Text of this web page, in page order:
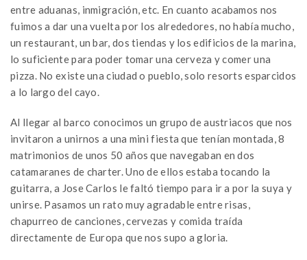
entre aduanas, inmigración, etc. En cuanto acabamos nos
fuimos a dar una vuelta por los alrededores, no había mucho,
un restaurant, un bar, dos tiendas y los edificios de la marina,
lo suficiente para poder tomar una cerveza y comer una
pizza. No existe una ciudad o pueblo, solo resorts esparcidos
a lo largo del cayo.
Al llegar al barco conocimos un grupo de austriacos que nos
invitaron a unirnos a una mini fiesta que tenían montada, 8
matrimonios de unos 50 años que navegaban en dos
catamaranes de charter. Uno de ellos estaba tocando la
guitarra, a Jose Carlos le faltó tiempo para ir a por la suya y
unirse. Pasamos un rato muy agradable entre risas,
chapurreo de canciones, cervezas y comida traída
directamente de Europa que nos supo a gloria.